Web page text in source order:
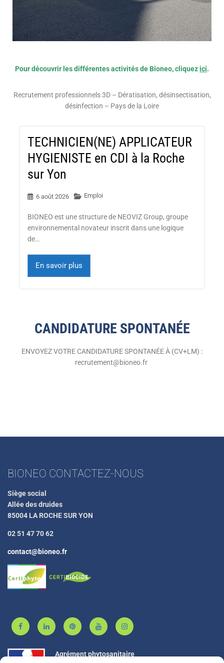
Pour découvrir les différentes activités de Bioneo, cliquezici.
Recrutement professionnels 3D – Dératisation, désinsectisation,
désinfection – Pays de la Loire
TECHNICIEN(NE) APPLICATEUR
HYGIENISTE en CDI à la Roche
sur Yon
6 août 2026 Emploi
BIONEO est une structure de NEOVIZ Group, groupe
environnemental novateur inscrit dans une logique
de…
En savoir plus
CANDIDATURE SPONTANÉE
ENVOYEZ VOTRE CANDIDATURE SPONTANÉE À (CV+LM) :
recrutement@bioneo.fr
BIONEO CONTACTEZ-NOUS
Siège social
Allée des druides
85004 LA ROCHE SUR YON
02 51 47 70 62
contact@bioneo.fr
Agrément phytosanitaire